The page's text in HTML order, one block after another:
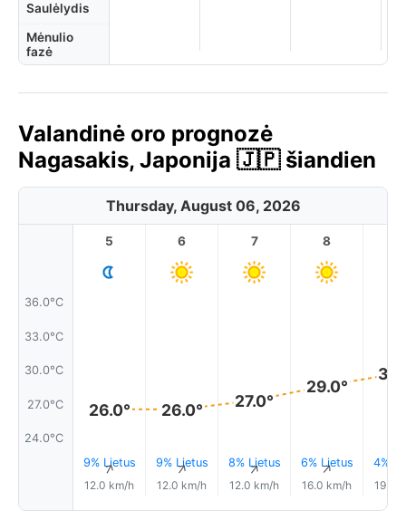
Saulėlydis
Mėnulio
fazė
Valandinė oro prognozė
Nagasakis, Japonija 🇯🇵 šiandien
Thursday, August 06, 2026
36.0°C
33.0°C
30.0°C
27.0°C
24.0°C
5
26.0°
9% Lietus
↑
12.0 km/h
6
26.0°
9% Lietus
↑
12.0 km/h
7
27.0°
8% Lietus
↑
12.0 km/h
8
29.0°
6% Lietus
↑
16.0 km/h
4%
19.0